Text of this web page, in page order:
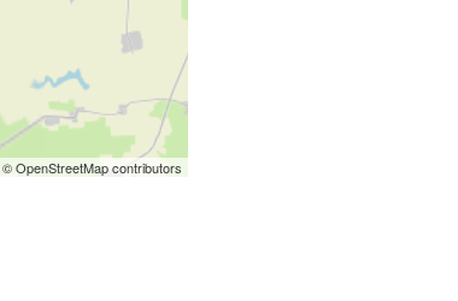
© OpenStreetMap contributors